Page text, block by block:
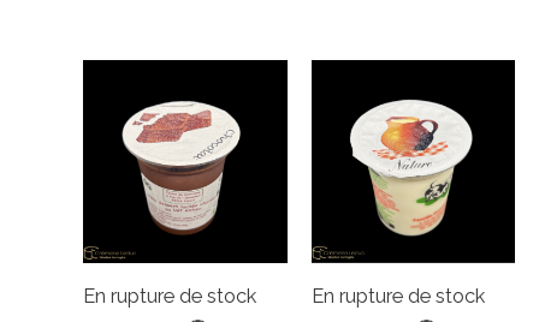
En rupture de stock
En rupture de stock